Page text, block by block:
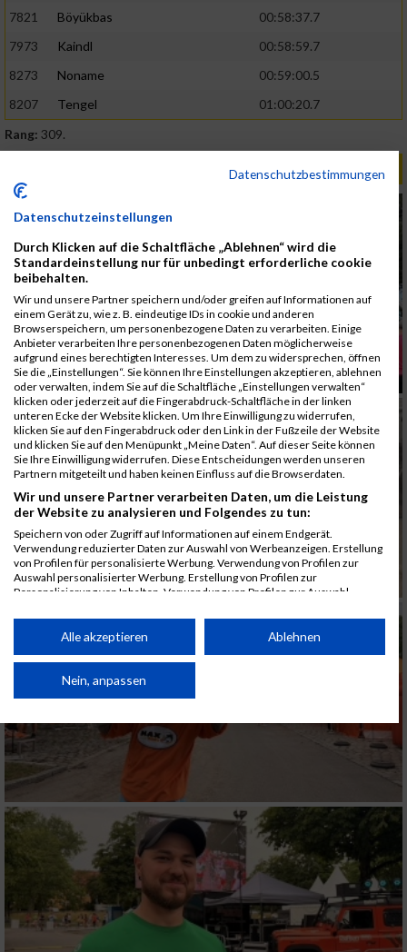
7821
Böyükbas
00:58:37.7
7973
Kaindl
00:58:59.7
8273
Noname
00:59:00.5
8207
Tengel
01:00:20.7
Rang: 309.
ALBUM B2RUN MÜNCHEN / 15.07.2026Datenschutzbestimmungen
Datenschutzeinstellungen
Durch Klicken auf die Schaltfläche „Ablehnen“ wird die
Standardeinstellung nur für unbedingt erforderliche cookie
beibehalten.
Wir und unsere Partner speichern und/oder greifen auf Informationen auf
einem Gerät zu, wie z. B. eindeutige IDs in cookie und anderen
Browserspeichern, um personenbezogene Daten zu verarbeiten. Einige
Anbieter verarbeiten Ihre personenbezogenen Daten möglicherweise
aufgrund eines berechtigten Interesses. Um dem zu widersprechen, öffnen
Sie die „Einstellungen“. Sie können Ihre Einstellungen akzeptieren, ablehnen
oder verwalten, indem Sie auf die Schaltfläche „Einstellungen verwalten“
klicken oder jederzeit auf die Fingerabdruck-Schaltfläche in der linken
unteren Ecke der Website klicken. Um Ihre Einwilligung zu widerrufen,
klicken Sie auf den Fingerabdruck oder den Link in der Fußzeile der Website
und klicken Sie auf den Menüpunkt „Meine Daten“. Auf dieser Seite können
Sie Ihre Einwilligung widerrufen. Diese Entscheidungen werden unseren
Partnern mitgeteilt und haben keinen Einfluss auf die Browserdaten.
Wir und unsere Partner verarbeiten Daten, um die Leistung
der Website zu analysieren und Folgendes zu tun:
Speichern von oder Zugriff auf Informationen auf einem Endgerät.
Verwendung reduzierter Daten zur Auswahl von Werbeanzeigen. Erstellung
von Profilen für personalisierte Werbung. Verwendung von Profilen zur
Auswahl personalisierter Werbung. Erstellung von Profilen zur
Personalisierung von Inhalten. Verwendung von Profilen zur Auswahl
Performance von Inhalten. Analyse von Zielgruppen durch Statistiken oder
Kombinationen von Daten aus verschiedenen Quellen. Entwicklung und
von Inhalten.
Daten können außerhalb der Europäischen Union weitergegeben und in die
Website/App.
Partnerliste anzeigen (1 IAB-Anbieter)
IAB-Verarbeitungszwecke:
Speichern von oder Zugriff auf Informationen
auf einem Endgerät
Verwendung reduzierter Daten zur Auswahl
von Werbeanzeigen
Alle akzeptieren Ablehnen
Nein, anpassen